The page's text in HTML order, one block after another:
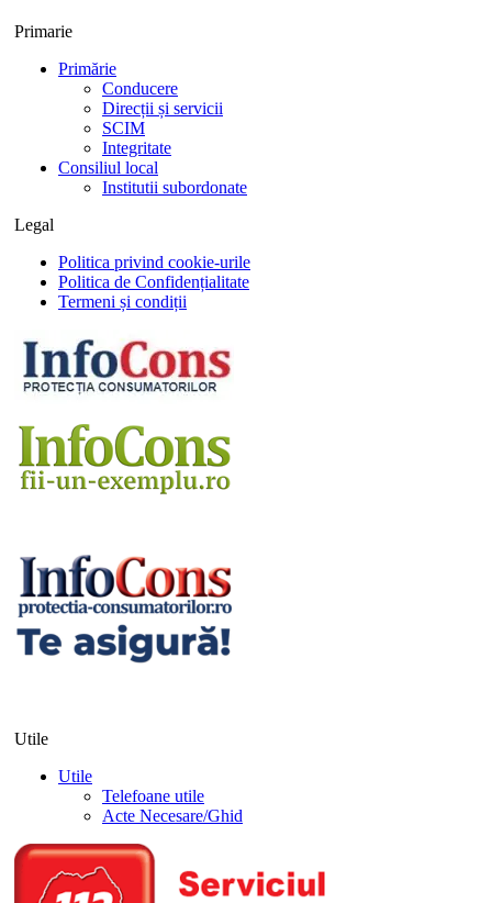
Primarie
Primărie
Conducere
Direcții și servicii
SCIM
Integritate
Consiliul local
Institutii subordonate
Legal
Politica privind cookie-urile
Politica de Confidențialitate
Termeni și condiții
Utile
Utile
Telefoane utile
Acte Necesare/Ghid